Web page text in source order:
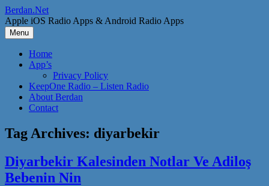
Skip
to
content
Berdan.Net
Apple iOS Radio Apps & Android Radio Apps
Menu
Home
App’s
Privacy Policy
KeepOne Radio – Listen Radio
About Berdan
Contact
Tag Archives: diyarbekir
Diyarbekir Kalesinden Notlar Ve Adiloş
Bebenin Nin